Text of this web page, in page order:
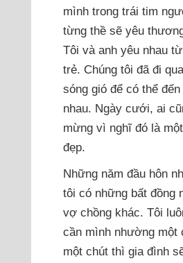
mình trong trái tim
từng thề sẽ yêu
Tôi và anh yêu nhau
trẻ. Chúng tôi đã đi
sóng gió để có thể
nhau. Ngày cưới, ai
mừng vì nghĩ đó là
đẹp.
Những năm đầu hôn
tôi có những bất đồng
vợ chồng khác. Tôi
cần mình nhường một
một chút thì gia đình